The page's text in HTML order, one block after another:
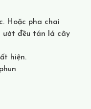
Hoặc pha chai
ướt đều tán lá cây
hiện.